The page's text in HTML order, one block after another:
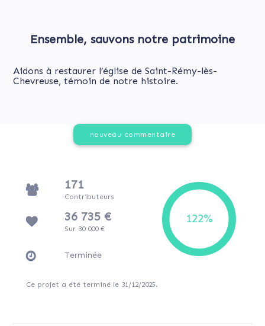
Ensemble, sauvons notre patrimoine
Aidons à restaurer l’église de Saint-Rémy-lès-
Chevreuse, témoin de notre histoire.
nouveau commentaire
171
Contributeurs
36 735 €
Sur 30 000 €
Terminée
Ce projet a été terminé le 31/12/2025.